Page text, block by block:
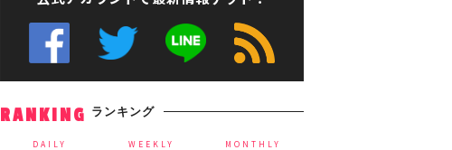
RANKING ランキング
DAILY WEEKLY MONTHLY